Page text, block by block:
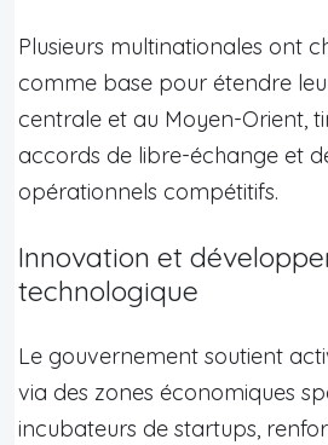
Plusieurs multinationales ont
comme base pour étendre
centrale et au Moyen-Orient,
accords de libre-échange et
opérationnels compétitifs.
Innovation et
technologique
Le gouvernement soutient
via des zones économiques
incubateurs de startups,